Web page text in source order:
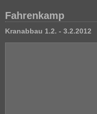
Fahrenkamp
Kranabbau 1.2. - 3.2.2012